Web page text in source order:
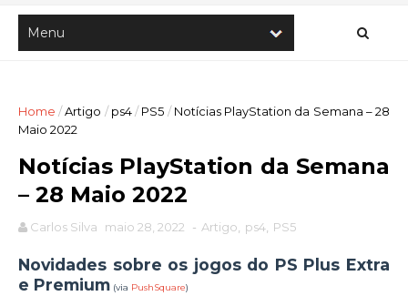
Home / Artigo / ps4 / PS5 / Notícias PlayStation da Semana – 28
Maio 2022
Notícias PlayStation da Semana
– 28 Maio 2022
Carlos Silva maio 28, 2022 - Artigo ps4 PS5
Novidades sobre os jogos do PS Plus Extra
e Premium (via PushSquare)